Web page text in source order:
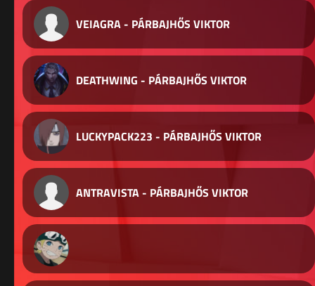
VEIAGRA - PÁRBAJHŐS VIKTOR
DEATHWING - PÁRBAJHŐS VIKTOR
LUCKYPACK223 - PÁRBAJHŐS VIKTOR
ANTRAVISTA - PÁRBAJHŐS VIKTOR